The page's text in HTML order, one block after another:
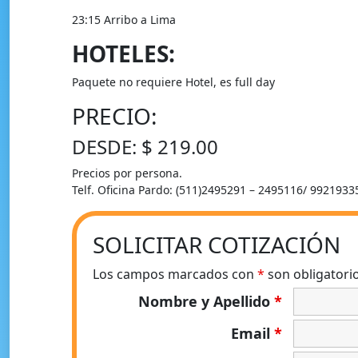
23:15 Arribo a Lima
HOTELES:
Paquete no requiere Hotel, es full day
PRECIO:
DESDE: $ 219.00
Precios por persona.
Telf. Oficina Pardo: (511)2495291 – 2495116/
SOLICITAR COTIZACIÓN
Los campos marcados con * son
Nombre y Apellido*
Email*